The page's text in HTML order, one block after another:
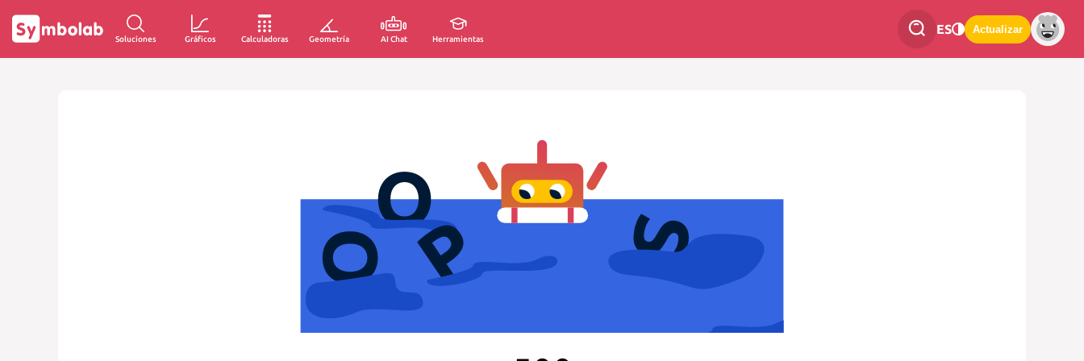
Soluciones Gráficos Calculadoras Geometría AI Chat Herramientas
ES Actualizar